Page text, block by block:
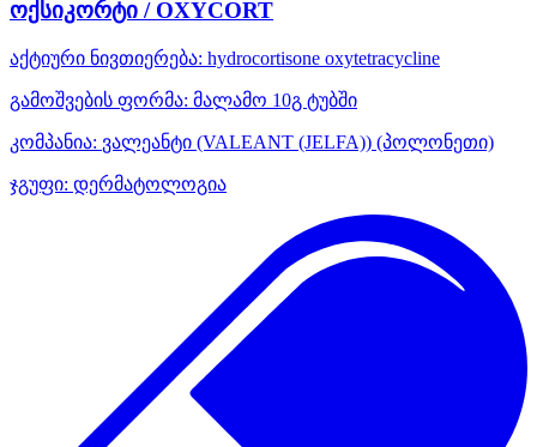
ოქსიკორტი / OXYCORT
აქტიური ნივთიერება: hydrocortisone oxytetracycline
გამოშვების ფორმა: მალამო 10გ ტუბში
კომპანია: ვალეანტი (VALEANT (JELFA)) (პოლონეთი)
ჯგუფი: დერმატოლოგია